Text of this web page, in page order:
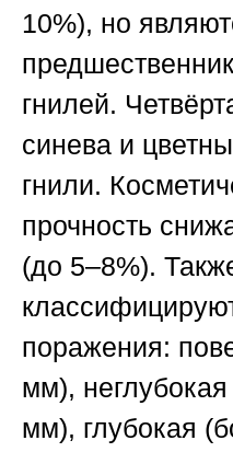
10%), но
гнилей.
синева и
гнили.
прочность
(до 5–8%).
поражения:
мм), неглубокая
мм), глубокая